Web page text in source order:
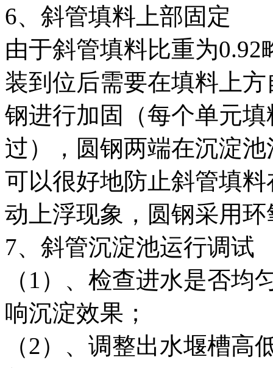
6、斜管填料上部固定
由于斜管填料比重为
装到位后需要在填料上
钢进行加固（每个单元
过），圆钢两端在沉淀
可以很好地防止斜管填
动上浮现象，圆钢采用
7、斜管沉淀池运行调试
（1）、检查进水是否
响沉淀效果；
（2）、调整出水堰槽